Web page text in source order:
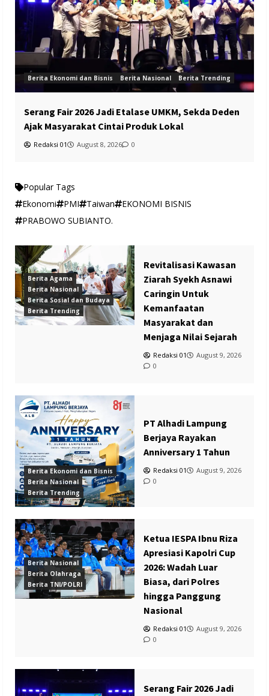
Berita Ekonomi dan Bisnis Berita Nasional Berita Trending
Serang Fair 2026 Jadi Etalase UMKM, Sekda Deden
Ajak Masyarakat Cintai Produk Lokal
Redaksi 01 August 8, 2026 0
Popular Tags
Ekonomi
PMI Taiwan
EKONOMI BISNIS
PRABOWO SUBIANTO.
Berita Agama
Berita Nasional
Berita Sosial dan Budaya
Berita Trending
Revitalisasi Kawasan
Ziarah Syekh Asnawi
Caringin Untuk
Kemanfaatan
Masyarakat dan
Menjaga Nilai Sejarah
Redaksi 01
August 9, 2026
0
Berita Ekonomi dan Bisnis
Berita Nasional
Berita Trending
PT Alhadi Lampung
Berjaya Rayakan
Anniversary 1 Tahun
Redaksi 01
August 9, 2026
0
Berita Nasional
Berita Olahraga
Berita TNI/POLRI
Ketua IESPA Ibnu Riza
Apresiasi Kapolri Cup
2026: Wadah Luar
Biasa, dari Polres
hingga Panggung
Nasional
Redaksi 01
August 9, 2026
0
Serang Fair 2026 Jadi